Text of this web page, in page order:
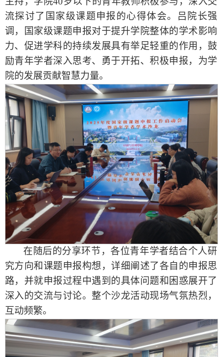
流探讨了国家级课题申报的心得体会。吕院长强
调，国家级课题申报对于提升学院整体的学术影响
力、促进学科的持续发展具有举足轻重的作用，鼓
励青年学者深入思考、勇于开拓、积极申报，为学
院的发展贡献智慧力量。
在随后的分享环节，各位青年学者结合个人研
究方向和课题申报构想，详细阐述了各自的申报思
路，并就申报过程中遇到的具体问题和困惑展开了
深入的交流与讨论。整个沙龙活动现场气氛热烈，
互动频繁。